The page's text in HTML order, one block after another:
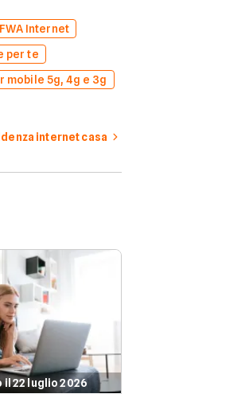
Internet
per te
mobile 5g, 4g e 3g
internet casa
22 luglio 2026